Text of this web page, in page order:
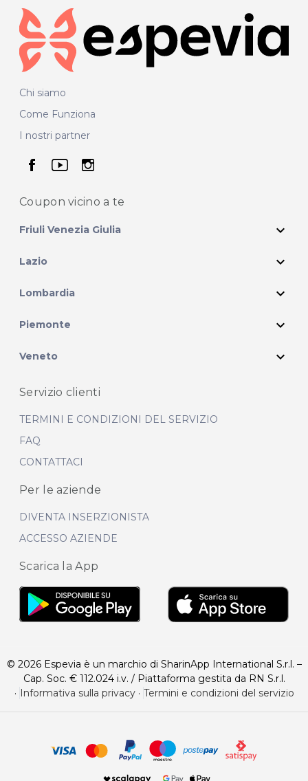
Chi siamo
Come Funziona
I nostri partner
seguici su facebook
seguici su youtube
seguici su instagram
Coupon vicino a te
Friuli Venezia Giulia expand_more
Lazio expand_more
Lombardia expand_more
Piemonte expand_more
Veneto expand_more
Servizio clienti
TERMINI E CONDIZIONI DEL SERVIZIO
FAQ
CONTATTACI
Per le aziende
DIVENTA INSERZIONISTA
ACCESSO AZIENDE
Scarica la App
© 2026 Espevia è un marchio di SharinApp International S.r.l. –
Cap. Soc. € 112.024 i.v. / Piattaforma gestita da RN S.r.l.
· Informativa sulla privacy· Termini e condizioni del servizio